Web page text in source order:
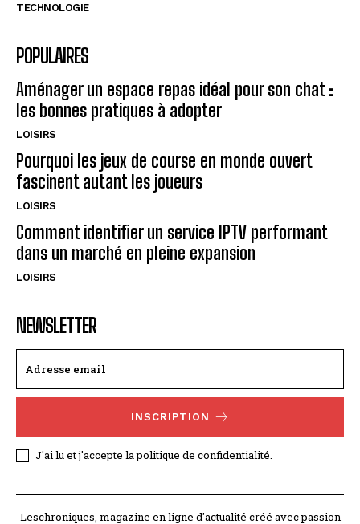
TECHNOLOGIE
POPULAIRES
Aménager un espace repas idéal pour son chat :
les bonnes pratiques à adopter
LOISIRS
Pourquoi les jeux de course en monde ouvert
fascinent autant les joueurs
LOISIRS
Comment identifier un service IPTV performant
dans un marché en pleine expansion
LOISIRS
NEWSLETTER
INSCRIPTION
J'ai lu et j'accepte la politique de confidentialité.
Leschroniques, magazine en ligne d'actualité créé avec passion